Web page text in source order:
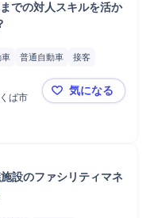
での対人スキルを活か
車 普通自動車 接客
ば市
【選べる勤
気になる
設のファシリティマネ